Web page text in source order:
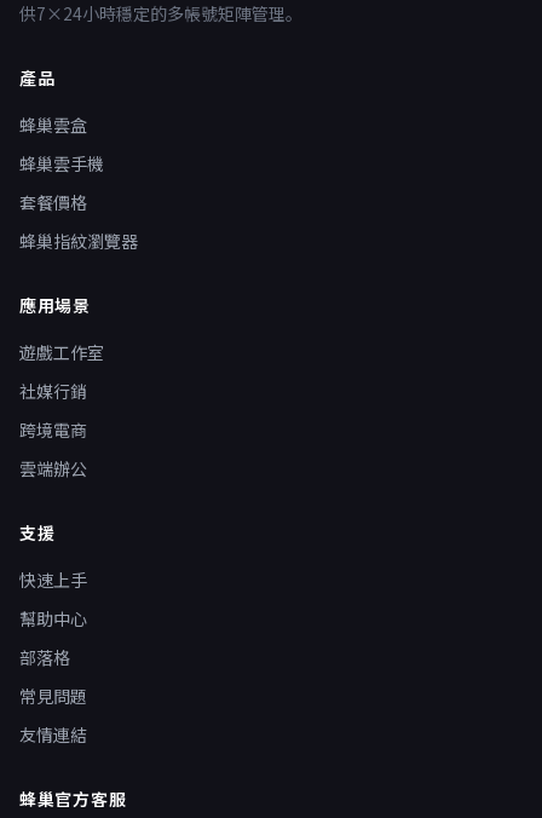
供7×24小時穩定的多帳號矩陣管理。
產品
蜂巢雲盒
蜂巢雲手機
套餐價格
蜂巢指紋瀏覽器
應用場景
遊戲工作室
社媒行銷
跨境電商
雲端辦公
支援
快速上手
幫助中心
部落格
常見問題
友情連結
蜂巢官方客服